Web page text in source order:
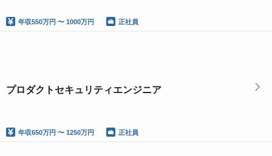
年収550万円 〜 1000万円 正社員
プロダクトセキュリティエンジニア
年収650万円 〜 1250万円 正社員